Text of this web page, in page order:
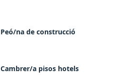
Peó/na de construcció
Cambrer/a pisos hotels